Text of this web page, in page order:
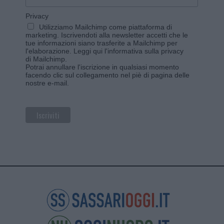
Privacy
Utilizziamo Mailchimp come piattaforma di
marketing. Iscrivendoti alla newsletter accetti che le
tue informazioni siano trasferite a Mailchimp per
l'elaborazione. Leggi qui l'informativa sulla privacy
di Mailchimp.
Potrai annullare l'iscrizione in qualsiasi momento
facendo clic sul collegamento nel piè di pagina delle
nostre e-mail.